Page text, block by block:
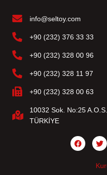
info@seltoy.com
+90 (232) 376 33 33
+90 (232) 328 00 96
+90 (232) 328 11 97
+90 (232) 328 00 63
10032 Sok. No:25
TÜRKİYE